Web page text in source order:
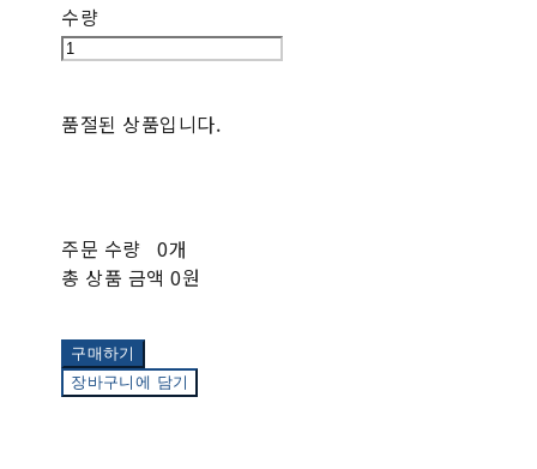
수량
품절된 상품입니다.
주문 수량 0개
총 상품 금액 0원
구매하기
장바구니에 담기